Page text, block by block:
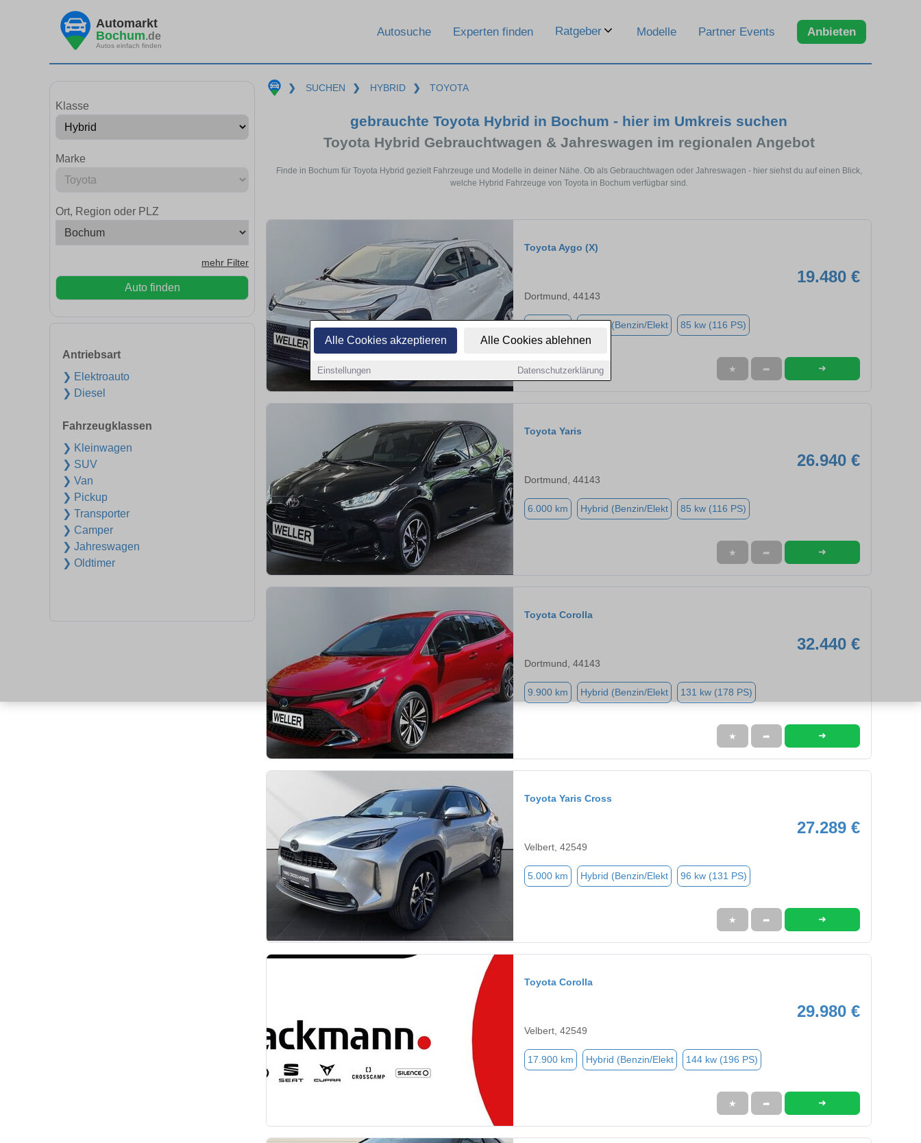
Alle Cookies akzeptieren Alle Cookies ablehnen
Einstellungen Datenschutzerklärung
Automarkt
Bochum.de
Autos einfach finden
Autosuche Experten finden Ratgeber Modelle Partner Events Anbieten
Klasse
Marke
Ort, Region oder PLZ
mehr Filter
Auto finden
Antriebsart
❯ Elektroauto
❯ Diesel
Fahrzeugklassen
❯ Kleinwagen
❯ SUV
❯ Van
❯ Pickup
❯ Transporter
❯ Camper
❯ Jahreswagen
❯ Oldtimer
❯ SUCHEN ❯ HYBRID ❯ TOYOTA
gebrauchte Toyota Hybrid in Bochum - hier im Umkreis suchen
Toyota Hybrid Gebrauchtwagen & Jahreswagen im regionalen Angebot
Finde in Bochum für Toyota Hybrid gezielt Fahrzeuge und Modelle in deiner Nähe. Ob als Gebrauchtwagen oder Jahreswagen - hier siehst du auf einen Blick,
welche Hybrid Fahrzeuge von Toyota in Bochum verfügbar sind.
Toyota Aygo (X)
19.480 €
Dortmund, 44143
Hybrid (Benzin/Elekt 85 kw (116 PS)
★ ➦ ➜
Toyota Yaris
26.940 €
Dortmund, 44143
6.000 km Hybrid (Benzin/Elekt 85 kw (116 PS)
★ ➦ ➜
Toyota Corolla
32.440 €
Dortmund, 44143
9.900 km Hybrid (Benzin/Elekt 131 kw (178 PS)
★ ➦ ➜
Toyota Yaris Cross
27.289 €
Velbert, 42549
5.000 km Hybrid (Benzin/Elekt 96 kw (131 PS)
★ ➦ ➜
Toyota Corolla
29.980 €
Velbert, 42549
17.900 km Hybrid (Benzin/Elekt 144 kw (196 PS)
★ ➦ ➜